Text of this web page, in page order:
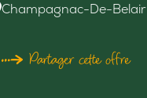
Champagnac-De-Belair
Partager cette offre